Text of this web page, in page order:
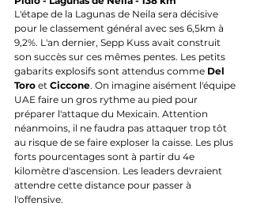
L'étape de la Lagunas de Neila sera décisive
pour le classement général avec ses 6,5km à
9,2%. L'an dernier, Sepp Kuss avait construit
son succès sur ces mêmes pentes. Les petits
gabarits explosifs sont attendus comme Del
Toro et Ciccone. On imagine aisément l'équipe
UAE faire un gros rythme au pied pour
préparer l'attaque du Mexicain. Attention
néanmoins, il ne faudra pas attaquer trop tôt
au risque de se faire exploser la caisse. Les plus
forts pourcentages sont à partir du 4e
kilomètre d'ascension. Les leaders devraient
attendre cette distance pour passer à
l'offensive.